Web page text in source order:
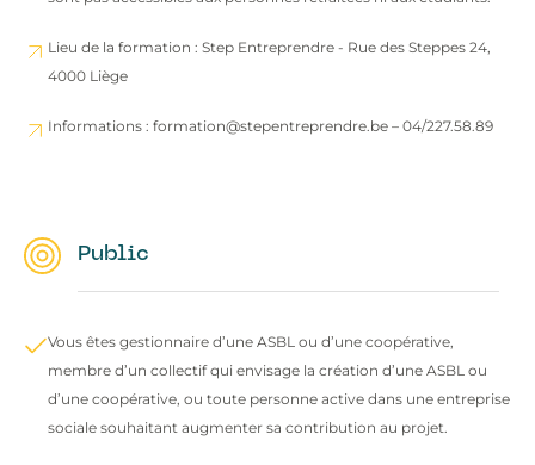
Lieu de la formation : Step Entreprendre - Rue des Steppes 24,
4000 Liège
Informations : formation@stepentreprendre.be – 04/227.58.89
Public
Vous êtes gestionnaire d’une ASBL ou d’une coopérative,
membre d’un collectif qui envisage la création d’une ASBL ou
d’une coopérative, ou toute personne active dans une entreprise
sociale souhaitant augmenter sa contribution au projet.